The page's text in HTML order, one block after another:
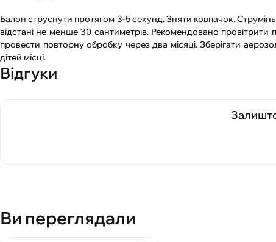
Балон струснути протягом 3-5 секунд. Зняти ковпачок.
відстані не менше 30 сантиметрів. Рекомендовано
провести повторну обробку через два місяці. Зберігати
дітей місці.
Відгуки
Ви переглядали